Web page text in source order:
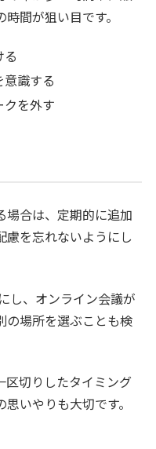
間が狙い目です。
識する
を外す
場合は、定期的に追加
慮を忘れないようにし
し、オンライン会議が
の場所を選ぶことも検
区切りしたタイミング
いやりも大切です。